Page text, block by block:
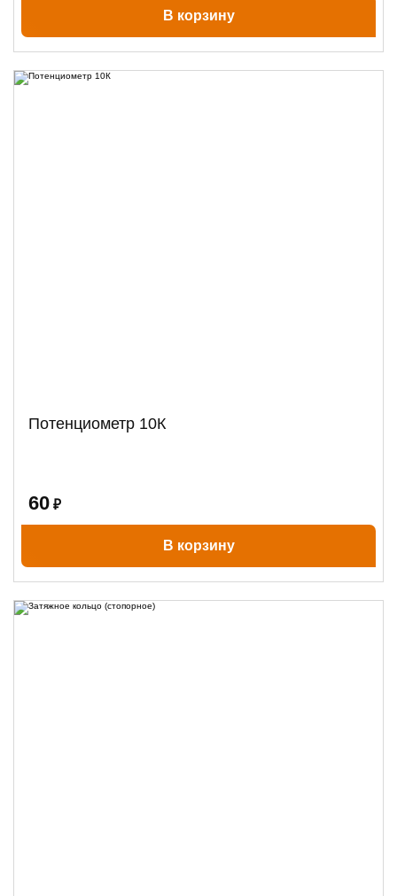
В корзину
Потенциометр 10К
60 ₽
В корзину